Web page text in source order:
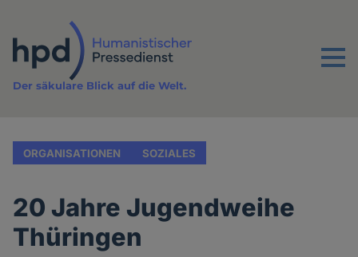
Inhalt
Menu
Der säkulare Blick auf die Welt.
ORGANISATIONEN SOZIALES
20 Jahre Jugendweihe
Thüringen